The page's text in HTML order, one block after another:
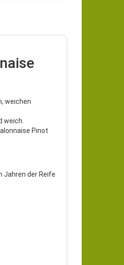
weichen
weich.
Pinot
Jahren der Reife